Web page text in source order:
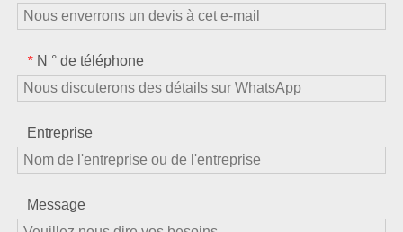
* N ° de téléphone
Entreprise
Message